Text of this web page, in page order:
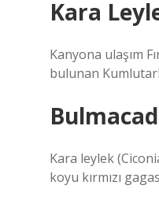
Kara
Kanyona ulaşım
bulunan
Kara leylek
koyu kırmızı